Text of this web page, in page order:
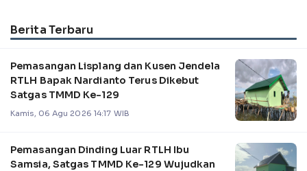
Berita Terbaru
Pemasangan Lisplang dan Kusen Jendela
RTLH Bapak Nardianto Terus Dikebut
Satgas TMMD Ke-129
Kamis, 06 Agu 2026 14:17 WIB
Pemasangan Dinding Luar RTLH Ibu
Samsia, Satgas TMMD Ke-129 Wujudkan